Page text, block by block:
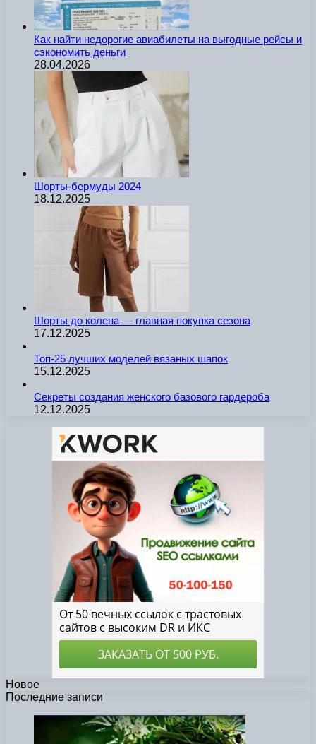
Как найти недорогие авиабилеты на выгодные рейсы и
сэкономить деньги
28.04.2026
Шорты-бермуды 2024
18.12.2025
Шорты до колена — главная покупка сезона
17.12.2025
Топ-25 лучших моделей вязаных шапок
15.12.2025
Секреты создания женского базового гардероба
12.12.2025
Новое
Последние записи